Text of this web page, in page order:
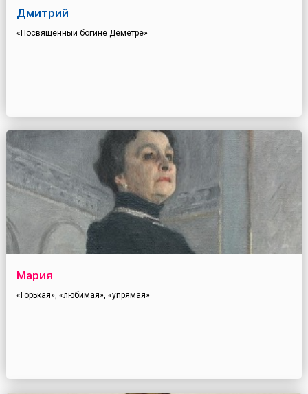
Дмитрий
«Посвященный богине Деметре»
Мария
«Горькая», «любимая», «упрямая»